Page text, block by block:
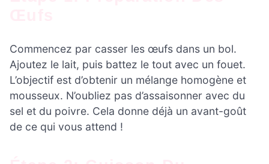
Commencez par casser les œufs dans un bol.
Ajoutez le lait, puis battez le tout avec un fouet.
L’objectif est d’obtenir un mélange homogène et
mousseux. N’oubliez pas d’assaisonner avec du
sel et du poivre. Cela donne déjà un avant-goût
de ce qui vous attend !